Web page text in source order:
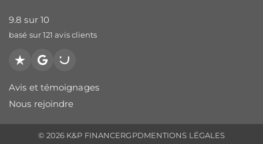
9.8 sur 10
basé sur 121 avis clients
Trustpilot
GooglePagesJaunes
Avis et témoignages
Nous rejoindre
© 2026 K&P FINANCERGPDMENTIONS LÉGALES